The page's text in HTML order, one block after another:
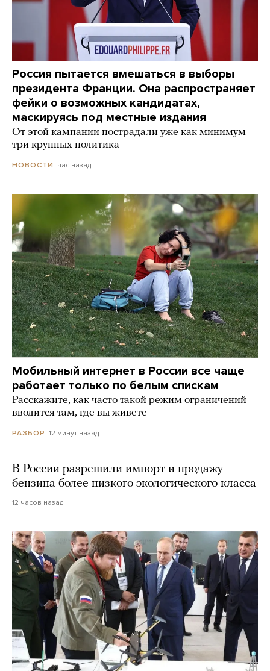
Россия пытается вмешаться в выборы
президента Франции. Она распространяет
фейки о возможных кандидатах,
маскируясь под местные издания
От этой кампании пострадали уже как минимум
три крупных политика
НОВОСТИ час назад
Мобильный интернет в России все чаще
работает только по белым спискам
Расскажите, как часто такой режим ограничений
вводится там, где вы живете
РАЗБОР 12 минут назад
В России разрешили импорт и продажу
бензина более низкого экологического класса
12 часов назад